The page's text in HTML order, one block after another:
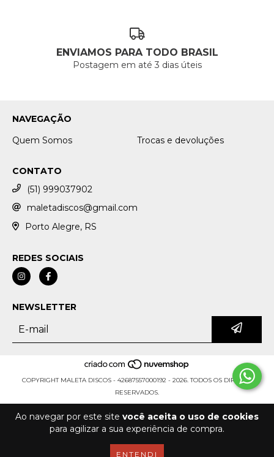
Ao navegar por este site você aceita o uso de cookies
para agilizar a sua experiência de compra.
ENTENDI
ENVIAMOS PARA TODO BRASIL
Postagem em até 3 dias úteis
NAVEGAÇÃO
Quem Somos
Trocas e devoluções
CONTATO
(51) 999037902
maletadiscos@gmail.com
Porto Alegre, RS
REDES SOCIAIS
NEWSLETTER
COPYRIGHT MALETA DISCOS - 42687557000192 - 2026. TODOS OS DIREITOS
RESERVADOS.